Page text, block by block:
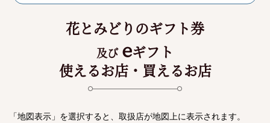
花とみどりのギフト券
及び eギフト
使えるお店・買えるお店
「地図表示」を選択すると、取扱店が地図上に表示されます。